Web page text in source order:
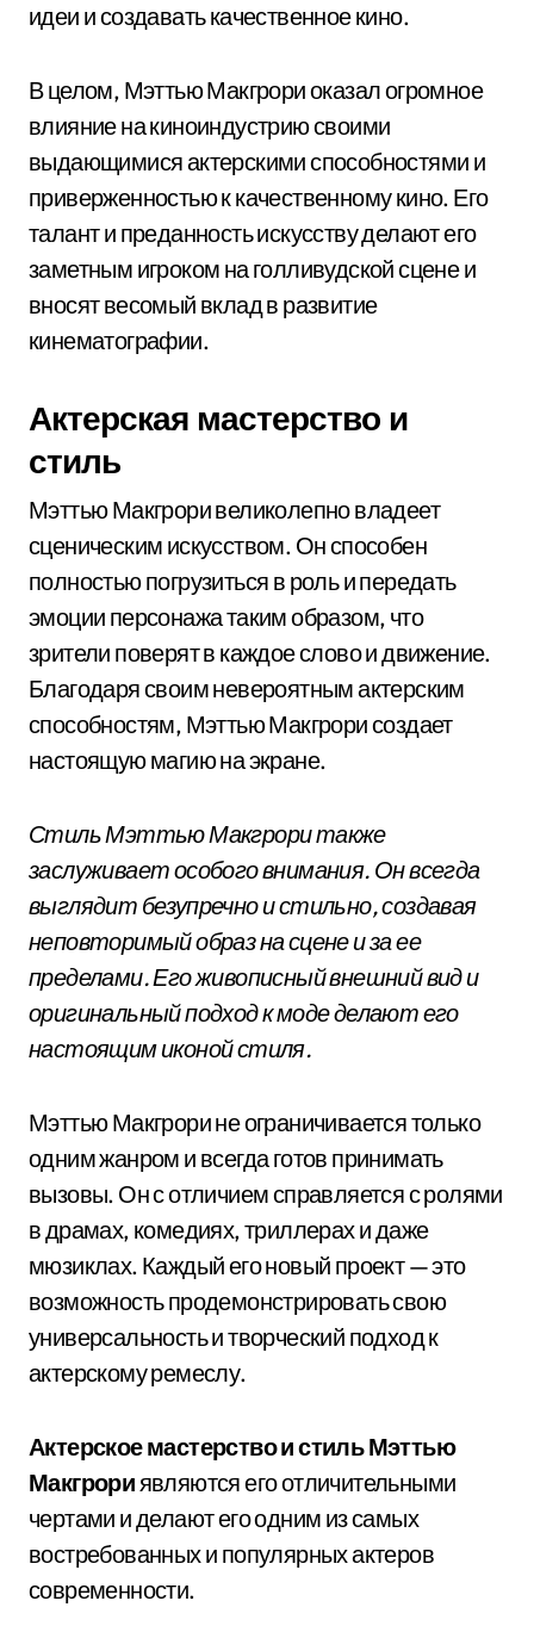
идеи и создавать качественное кино.
В целом, Мэттью Макгрори оказал огромное
влияние на киноиндустрию своими
выдающимися актерскими способностями и
приверженностью к качественному кино. Его
талант и преданность искусству делают его
заметным игроком на голливудской сцене и
вносят весомый вклад в развитие
кинематографии.
Актерская мастерство и
стиль
Мэттью Макгрори великолепно владеет
сценическим искусством. Он способен
полностью погрузиться в роль и передать
эмоции персонажа таким образом, что
зрители поверят в каждое слово и движение.
Благодаря своим невероятным актерским
способностям, Мэттью Макгрори создает
настоящую магию на экране.
Стиль Мэттью Макгрори также
заслуживает особого внимания. Он всегда
выглядит безупречно и стильно, создавая
неповторимый образ на сцене и за ее
пределами. Его живописный внешний вид и
оригинальный подход к моде делают его
настоящим иконой стиля.
Мэттью Макгрори не ограничивается только
одним жанром и всегда готов принимать
вызовы. Он с отличием справляется с ролями
в драмах, комедиях, триллерах и даже
мюзиклах. Каждый его новый проект — это
возможность продемонстрировать свою
универсальность и творческий подход к
актерскому ремеслу.
Актерское мастерство и стиль Мэттью
Макгрориявляются его отличительными
чертами и делают его одним из самых
востребованных и популярных актеров
современности.